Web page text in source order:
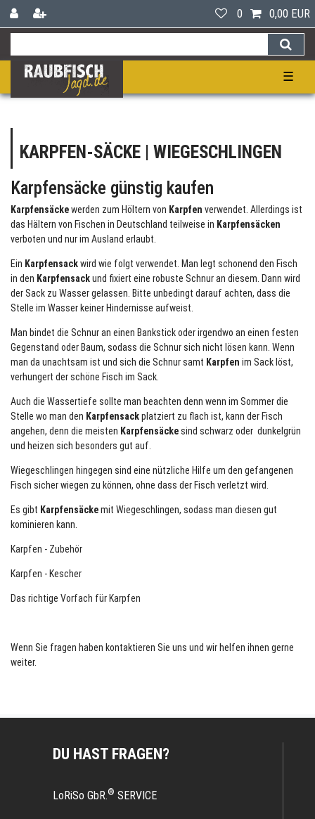
0 0,00 EUR
☰
KARPFEN-SÄCKE | WIEGESCHLINGEN
Karpfensäcke günstig kaufen
Karpfensäckewerden zum Höltern von Karpfen verwendet. Allerdings ist
das Hältern von Fischen in Deutschland teilweise in Karpfensäcken
verboten und nur im Ausland erlaubt.
Ein Karpfensackwird wie folgt verwendet. Man legt schonend den Fisch
in den Karpfensackund fixiert eine robuste Schnur an diesem. Dann wird
der Sack zu Wasser gelassen. Bitte unbedingt darauf achten, dass die
Stelle im Wasser keiner Hindernisse aufweist.
Man bindet die Schnur an einen Bankstick oder irgendwo an einen festen
Gegenstand oder Baum, sodass die Schnur sich nicht lösen kann. Wenn
man da unachtsam ist und sich die Schnur samt Karpfen im Sack löst,
verhungert der schöne Fisch im Sack.
Auch die Wassertiefe sollte man beachten denn wenn im Sommer die
Stelle wo man den Karpfensackplatziert zu flach ist, kann der Fisch
angehen, denn die meisten Karpfensäckesind schwarz oder dunkelgrün
und heizen sich besonders gut auf.
Wiegeschlingen hingegen sind eine nützliche Hilfe um den gefangenen
Fisch sicher wiegen zu können, ohne dass der Fisch verletzt wird.
Es gibt Karpfensäckemit Wiegeschlingen, sodass man diesen gut
kominieren kann.
Karpfen - Zubehör
Karpfen - Kescher
Das richtige Vorfach für Karpfen
Wenn Sie fragen haben kontaktieren Sie uns und wir helfen ihnen gerne
weiter.
DU HAST FRAGEN?
LoRiSo GbR.® SERVICE